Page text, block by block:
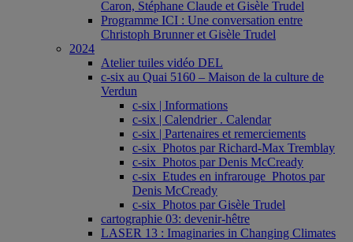
Caron, Stéphane Claude et Gisèle Trudel
Programme ICI : Une conversation entre
Christoph Brunner et Gisèle Trudel
2024
Atelier tuiles vidéo DEL
c-six au Quai 5160 – Maison de la culture de
Verdun
c-six | Informations
c-six | Calendrier . Calendar
c-six | Partenaires et remerciements
c-six_Photos par Richard-Max Tremblay
c-six_Photos par Denis McCready
c-six_Etudes en infrarouge_Photos par
Denis McCready
c-six_Photos par Gisèle Trudel
cartographie 03: devenir-hêtre
LASER 13 : Imaginaries in Changing Climates